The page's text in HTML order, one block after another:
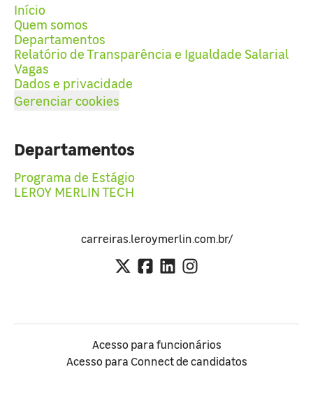
Início
Quem somos
Departamentos
Relatório de Transparência e Igualdade Salarial
Vagas
Dados e privacidade
Gerenciar cookies
Departamentos
Programa de Estágio
LEROY MERLIN TECH
carreiras.leroymerlin.com.br/
Acesso para funcionários
Acesso para Connect de candidatos